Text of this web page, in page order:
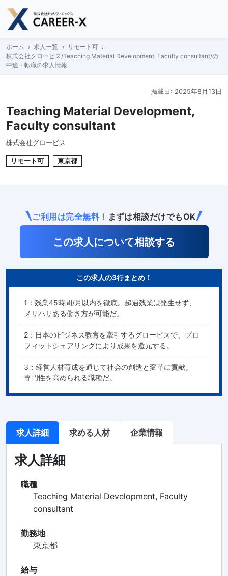
Skip
content
ホーム 求人一覧
リモート可
株式会社グロービス/Teaching Material Development, Faculty consultant/の
中途・転職の求人情報
掲載日: 2025年8月13日
Teaching Material Development,
Faculty consultant
株式会社グロービス
リモート可 東京都
ご利用は完全無料！ まずは相談だけでもOK
この求人について相談する
この求人の3行まとめ！
1：残業45時間/月以内を徹底。超過残業は発生せず、
メリハリある働き方が可能だ。
2：日本のビジネス教育を牽引するグロービスで、プロ
フィットシェアリングにより成果を還元する。
3：経営人材育成を通じて社会の創造と変革に貢献。
専門性を高められる職種だ。
求人詳細 求める人材 企業情報
求人詳細
職種
Teaching Material Development, Faculty
consultant
勤務地
東京都
給与